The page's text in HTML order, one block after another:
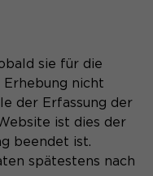
sie für die
Erhebung nicht
der Erfassung der
ist dies der
beendet ist.
spätestens nach